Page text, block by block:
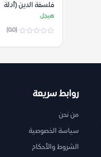
فلسفة الدين (أدلة
أخرى على وجود الله) –
هيجل
(0.0)
روابط سريعة
من نحن
سياسة الخصوصية
الشروط والأحكام